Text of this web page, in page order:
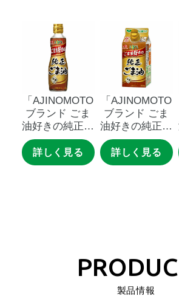
「AJINOMOTO
ブランド ごま
油好きの純正ご
ま油」３４０
ｇ瓶
詳しく見る
「AJINOMOTO
ブランド ごま
油好きの純正ご
ま油」３００
ｇスマートグリ
ーンパック
詳しく見る
製品情報